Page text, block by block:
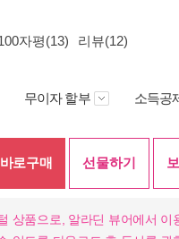
자평(13) 리뷰(12)
무이자 할부 소득공
바로구매 선물하기
상품으로, 알라딘 뷰어에서 이